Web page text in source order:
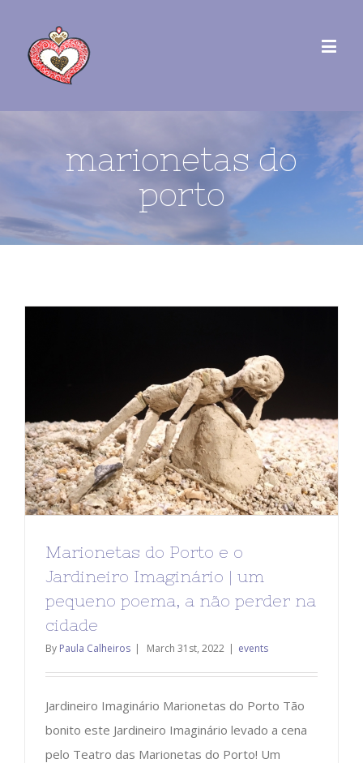
marionetas do
porto
Marionetas do Porto e o
Jardineiro Imaginário | um
pequeno poema, a não perder na
cidade
By Paula Calheiros | March 31st, 2022 | events
Jardineiro Imaginário Marionetas do Porto Tão
bonito este Jardineiro Imaginário levado a cena
pelo Teatro das Marionetas do Porto! Um